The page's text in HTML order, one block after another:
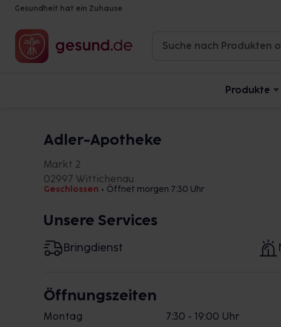
Gesundheit hat ein Zuhause
Produkte
Adler-Apotheke
Markt 2
02997 Wittichenau
Geschlossen • Öffnet morgen 7:30 Uhr
Unsere Services
Bringdienst
Öffnungszeiten
Montag
7:30 - 19:00 Uhr